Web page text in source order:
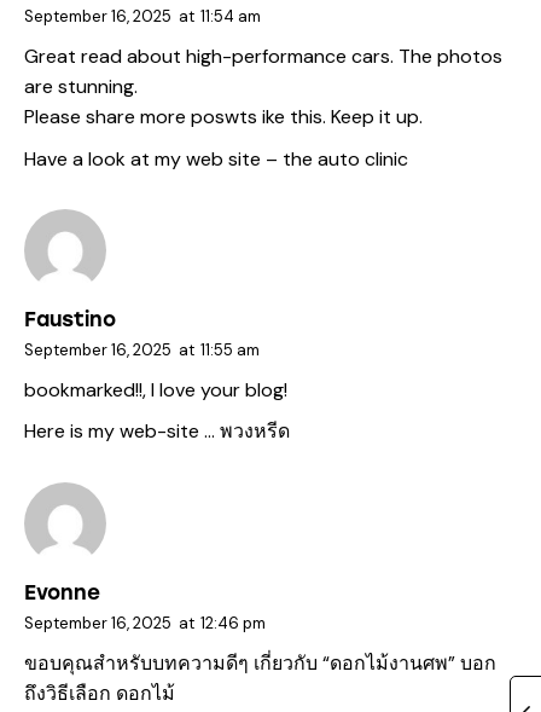
September 16, 2025 at 11:54 am
Great read about high-performance cars. The photos
are stunning.
Please share more poswts ike this. Keep it up.
Have a look at my web site – the auto clinic
Faustino
September 16, 2025 at 11:55 am
bookmarked!!, I love your blog!
Here is my web-site … พวงหรีด
Evonne
September 16, 2025 at 12:46 pm
ขอบคุณสำหรับบทความดีๆ เกี่ยวกับ “ดอกไม้งานศพ” บอก
ถึงวิธีเลือก ดอกไม้